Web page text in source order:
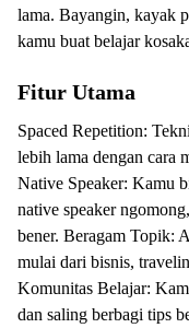
lama. Bayangin, kayak
kamu buat belajar
Fitur Utama
Spaced Repetition:
lebih lama dengan cara
Native Speaker: Kamu
native speaker
bener. Beragam Topik:
mulai dari bisnis,
Komunitas Belajar:
dan saling berbagi tips